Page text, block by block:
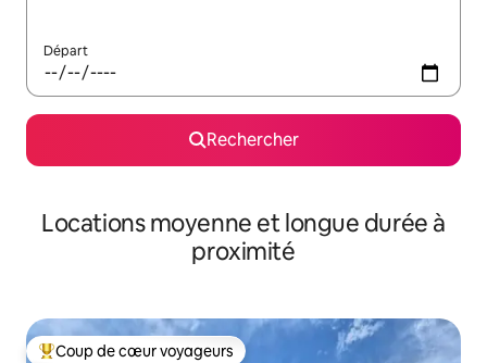
Départ
Rechercher
Locations moyenne et longue durée à
proximité
Coup de cœur voyageurs